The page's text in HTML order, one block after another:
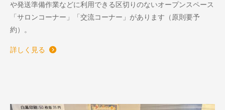
や発送準備作業などに利用できる区切りのないオープンスペース
「サロンコーナー」「交流コーナー」があります（原則要予
約）。
詳しく見る